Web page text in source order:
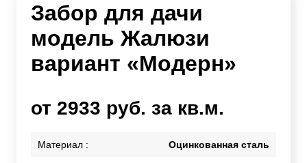
Забор для дачи
модель Жалюзи
вариант «Модерн»
от 2933 руб. за кв.м.
Материал : Оцинкованная сталь